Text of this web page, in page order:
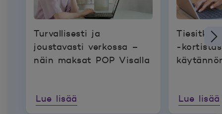
Turvallisesti ja
joustavasti verkossa –
näin maksat POP Visalla
Lue lisää
Tiesitkö
-
Lue lisää